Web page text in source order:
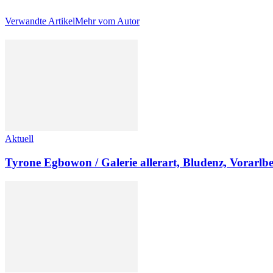
Verwandte ArtikelMehr vom Autor
Aktuell
Tyrone Egbowon / Galerie allerart, Bludenz,